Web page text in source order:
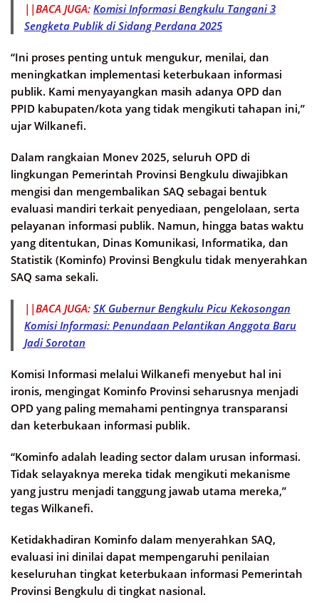
||BACA JUGA: Komisi Informasi Bengkulu Tangani 3
Sengketa Publik di Sidang Perdana 2025
“Ini proses penting untuk mengukur, menilai, dan
meningkatkan implementasi keterbukaan informasi
publik. Kami menyayangkan masih adanya OPD dan
PPID kabupaten/kota yang tidak mengikuti tahapan ini,”
ujar Wilkanefi.
Dalam rangkaian Monev 2025, seluruh OPD di
lingkungan Pemerintah Provinsi Bengkulu diwajibkan
mengisi dan mengembalikan SAQ sebagai bentuk
evaluasi mandiri terkait penyediaan, pengelolaan, serta
pelayanan informasi publik. Namun, hingga batas waktu
yang ditentukan, Dinas Komunikasi, Informatika, dan
Statistik (Kominfo) Provinsi Bengkulu tidak menyerahkan
SAQ sama sekali.
||BACA JUGA: SK Gubernur Bengkulu Picu Kekosongan
Komisi Informasi: Penundaan Pelantikan Anggota Baru
Jadi Sorotan
Komisi Informasi melalui Wilkanefi menyebut hal ini
ironis, mengingat Kominfo Provinsi seharusnya menjadi
OPD yang paling memahami pentingnya transparansi
dan keterbukaan informasi publik.
“Kominfo adalah leading sector dalam urusan informasi.
Tidak selayaknya mereka tidak mengikuti mekanisme
yang justru menjadi tanggung jawab utama mereka,”
tegas Wilkanefi.
Ketidakhadiran Kominfo dalam menyerahkan SAQ,
evaluasi ini dinilai dapat mempengaruhi penilaian
keseluruhan tingkat keterbukaan informasi Pemerintah
Provinsi Bengkulu di tingkat nasional.